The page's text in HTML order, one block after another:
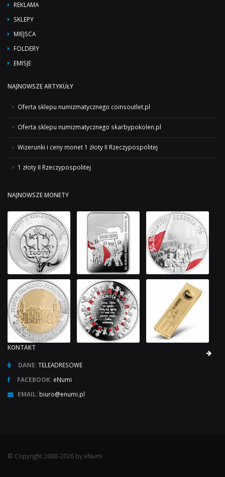
REKLAMA
SKLEPY
MIEJSCA
FOLDERY
EMISJE
NAJNOWSZE ARTYKUŁY
Oferta sklepu numizmatycznego coinsoutlet.pl
Oferta sklepu numizmatycznego skarbypokolen.pl
Wizerunki i ceny monet 1 złoty II Rzeczypospolitej
1 złoty II Rzeczypospolitej
NAJNOWSZE MONETY
KONTAKT
DANE:TELEADRESOWE
FACEBOOK: eNumi
EMAIL: biuro@enumi.pl
© Copyright 2008-2026 by eNumi